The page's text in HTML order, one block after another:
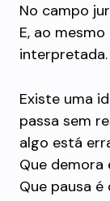
No campo
E, ao
interpretada.
Existe uma
passa sem
algo está
Que demora
Que pausa é